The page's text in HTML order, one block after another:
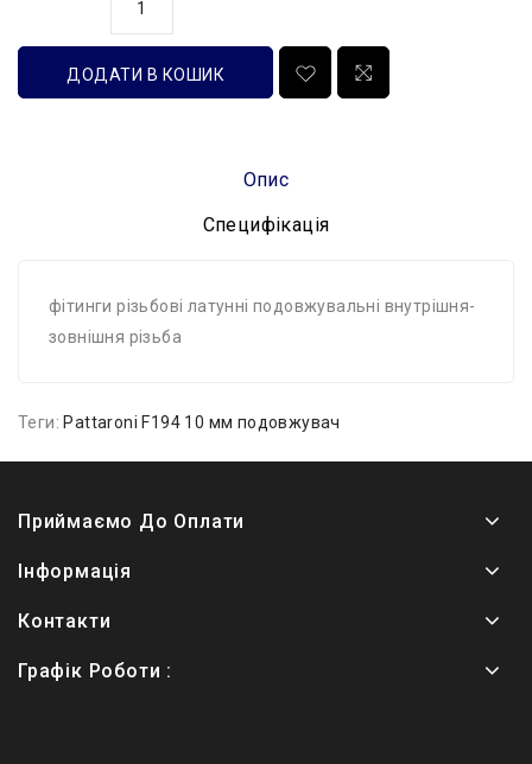
ДОДАТИ В КОШИК
Опис
Специфікація
фітинги різьбові латунні подовжувальні внутрішня-
зовнішня різьба
Теги: Pattaroni F194 10 мм подовжувач
Приймаємо До Оплати
Інформація
Контакти
Графік Роботи :